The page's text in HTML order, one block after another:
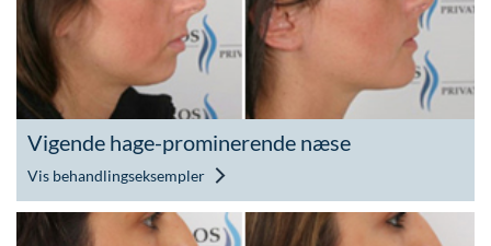
Vigende hage-prominerende næse
Vis behandlingseksempler